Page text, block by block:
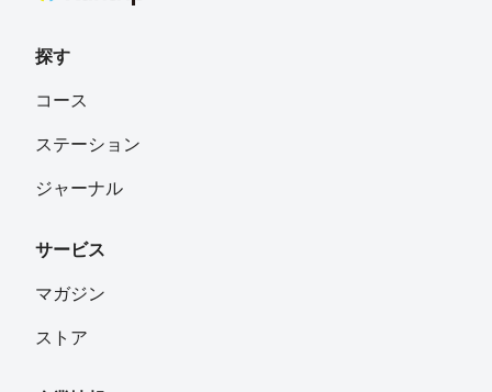
探す
コース
ステーション
ジャーナル
サービス
マガジン
ストア